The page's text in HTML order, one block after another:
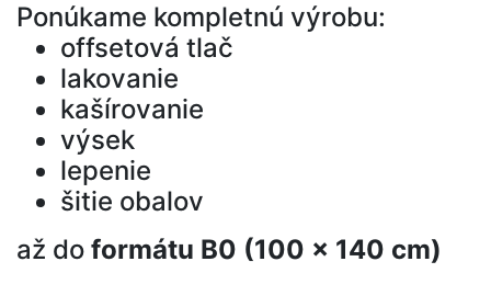
Ponúkame kompletnú výrobu:
offsetová tlač
lakovanie
kašírovanie
výsek
lepenie
šitie obalov
až do formátu B0 (100 x 140 cm)